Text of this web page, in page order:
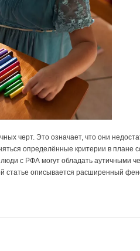
черт. Это означает, что они
определённые критерии в плане
с РФА могут обладать аутичными
статье описывается расширенный